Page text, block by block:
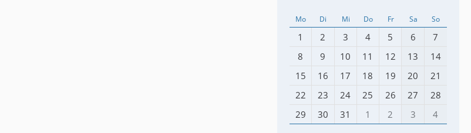
Mo Di Mi Do Fr Sa So
1 2 3 4 5 6
7
8
9 10 11 12 13
14
15
16 17 18 19 20
21
22
23 24 25 26 27
28
29
30 31 1 2 3 4